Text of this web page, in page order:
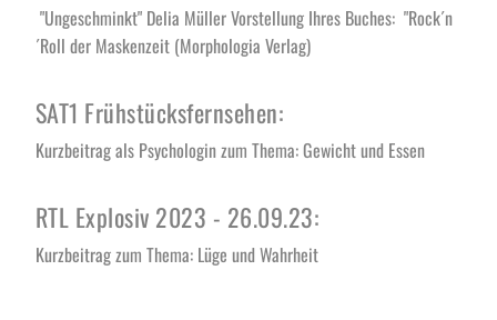
´Roll der Maskenzeit (Morphologia Verlag)
SAT1 Frühstücksfernsehen:
Kurzbeitrag als Psychologin zum Thema: Gewicht und Essen
RTL Explosiv 2023 - 26.09.23:
Kurzbeitrag zum Thema: Lüge und Wahrheit